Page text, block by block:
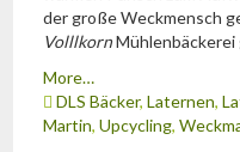
der große Weckmensch
Volllkorn
More…
DLS Bäcker, Laternen,
Martin, Upcycling,